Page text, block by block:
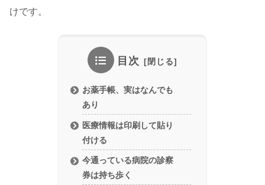
けです。
目次
お薬手帳、実はなんでも
あり
医療情報は印刷して貼り
付ける
今通っている病院の診察
券は持ち歩く